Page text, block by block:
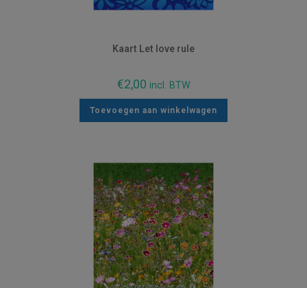
Kaart Let love rule
€2,00 incl. BTW
Toevoegen aan winkelwagen